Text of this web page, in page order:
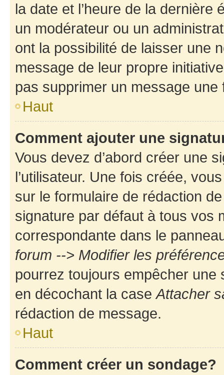
la date et l’heure de la dernière
un modérateur ou un
ont la possibilité de laisser une
message de leur propre
pas supprimer un message une
Haut
Comment ajouter une
Vous devez d’abord créer une
l’utilisateur. Une fois créée,
sur le formulaire de rédaction
signature par défaut à tous vos
correspondante dans le
forum --> Modifier les
pourrez toujours empêcher une
en décochant la caseAttacher
rédaction de message.
Haut
Comment créer un sondage?